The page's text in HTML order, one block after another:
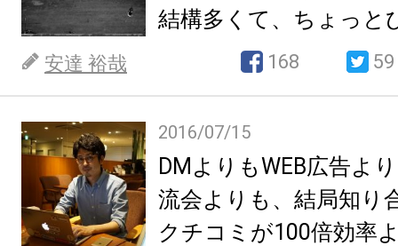
結構多くて、ちょっと
安達 裕哉 168 59
2016/07/15
DMよりもWEB広告よ
流会よりも、結局知り
クチコミが100倍効率